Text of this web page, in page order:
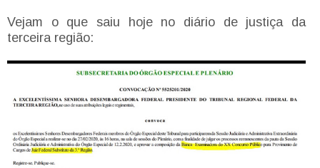
Vejam o que saiu hoje no diário de justiça da
terceira região: